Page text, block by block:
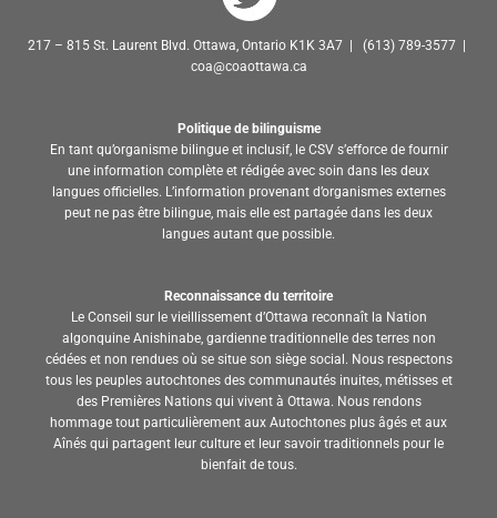
217 – 815 St. Laurent Blvd. Ottawa, Ontario K1K 3A7 | (613) 789-3577 |
coa@coaottawa.ca
Politique de bilinguisme
En tant qu’organisme bilingue et inclusif, le CSV s’efforce de fournir
une information complète et rédigée avec soin dans les deux
langues officielles. L’information provenant d’organismes externes
peut ne pas être bilingue, mais elle est partagée dans les deux
langues autant que possible.
Reconnaissance du territoire
Le Conseil sur le vieillissement d’Ottawa reconnaît la Nation
algonquine Anishinabe, gardienne traditionnelle des terres non
cédées et non rendues où se situe son siège social. Nous respectons
tous les peuples autochtones des communautés inuites, métisses et
des Premières Nations qui vivent à Ottawa. Nous rendons
hommage tout particulièrement aux Autochtones plus âgés et aux
Aînés qui partagent leur culture et leur savoir traditionnels pour le
bienfait de tous.